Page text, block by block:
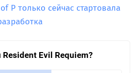
P только сейчас стартовала
Evil Requiem?